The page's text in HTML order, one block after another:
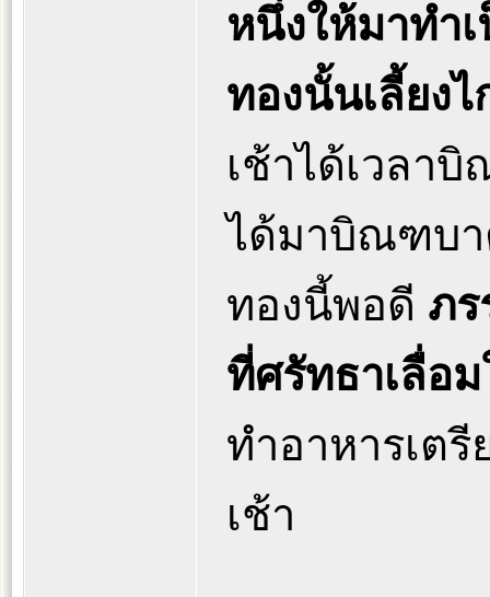
หนึ่งให้มาทำ
ทองนั้นเลี้ยง
เช้าได้เวลา
ได้มาบิณฑบา
ทองนี้พอดี ภร
ที่ศรัทธาเลื่อ
ทำอาหารเต
เช้า